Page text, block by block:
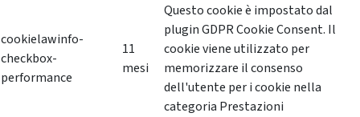
cookielawinfo-
checkbox-
performance
11
mesi
Questo cookie è impostato dal
plugin GDPR Cookie Consent. Il
cookie viene utilizzato per
memorizzare il consenso
dell'utente per i cookie nella
categoria Prestazioni